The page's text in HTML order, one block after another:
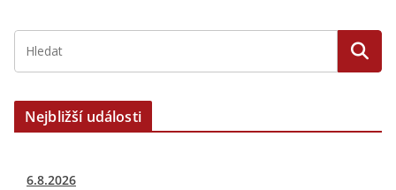
Nejbližší události
6.8.2026